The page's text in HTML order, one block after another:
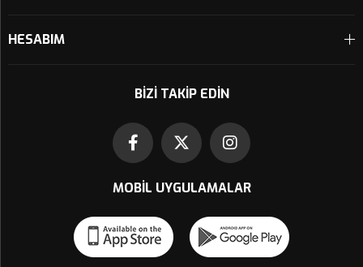
HESABIM
BIZI TAKIP EDIN
MOBIL UYGULAMALAR